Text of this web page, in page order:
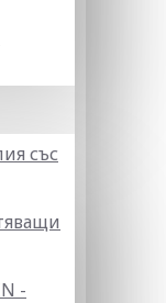
със
-